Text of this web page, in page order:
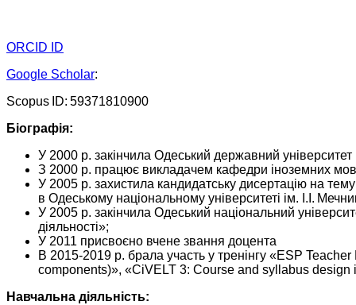
ORCID ID
Google Scholar:
Scopus ID: 59371810900
Біографія:
У 2000 р. закінчила Одеський державний університет
З 2000 р. працює викладачем кафедри іноземних мов
У 2005 р. захистила кандидатську дисертацію на
в Одеському національному університеті ім. І.І.
У 2005 р. закінчила Одеський національний
діяльності»;
У 2011 присвоєно вчене звання доцента
В 2015-2019 р. брала участь у тренінгу «ESP
components)», «CiVELT 3: Course and syllabus design
Навчальна діяльність: